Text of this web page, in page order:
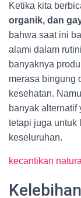
Ketika kita
organik, dan
bahwa saat ini
alami dalam
banyaknya
merasa bingung
kesehatan.
banyak alternatif
tetapi juga untuk
keseluruhan.
kecantikan